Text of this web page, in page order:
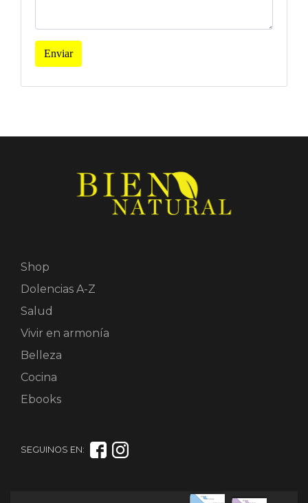
Enviar
Shop
Dolencias A-Z
Salud
Vivir en armonía
Belleza
Cocina
Ebooks
SEGUINOS EN: